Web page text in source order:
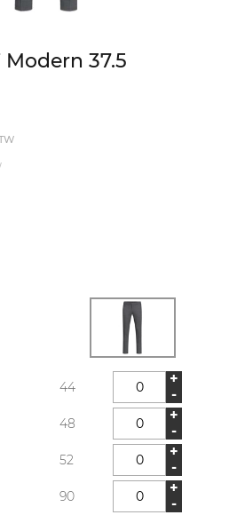
37.5
44
+
-
48
+
-
52
+
-
90
+
-